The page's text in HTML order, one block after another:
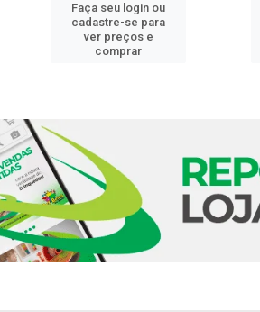
Faça seu login ou
cadastre-se para
ver preços e
comprar